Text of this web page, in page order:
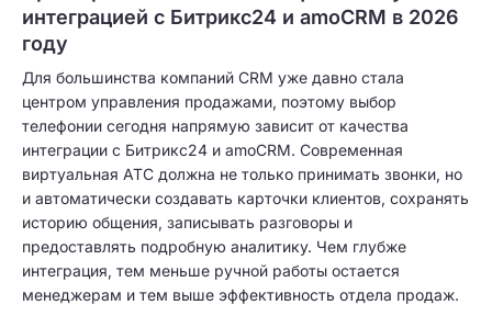
интеграцией с Битрикс24 и amoCRM в 2026
году
Для большинства компаний CRM уже давно стала
центром управления продажами, поэтому выбор
телефонии сегодня напрямую зависит от качества
интеграции с Битрикс24 и amoCRM. Современная
виртуальная АТС должна не только принимать звонки, но
и автоматически создавать карточки клиентов, сохранять
историю общения, записывать разговоры и
предоставлять подробную аналитику. Чем глубже
интеграция, тем меньше ручной работы остается
менеджерам и тем выше эффективность отдела продаж.